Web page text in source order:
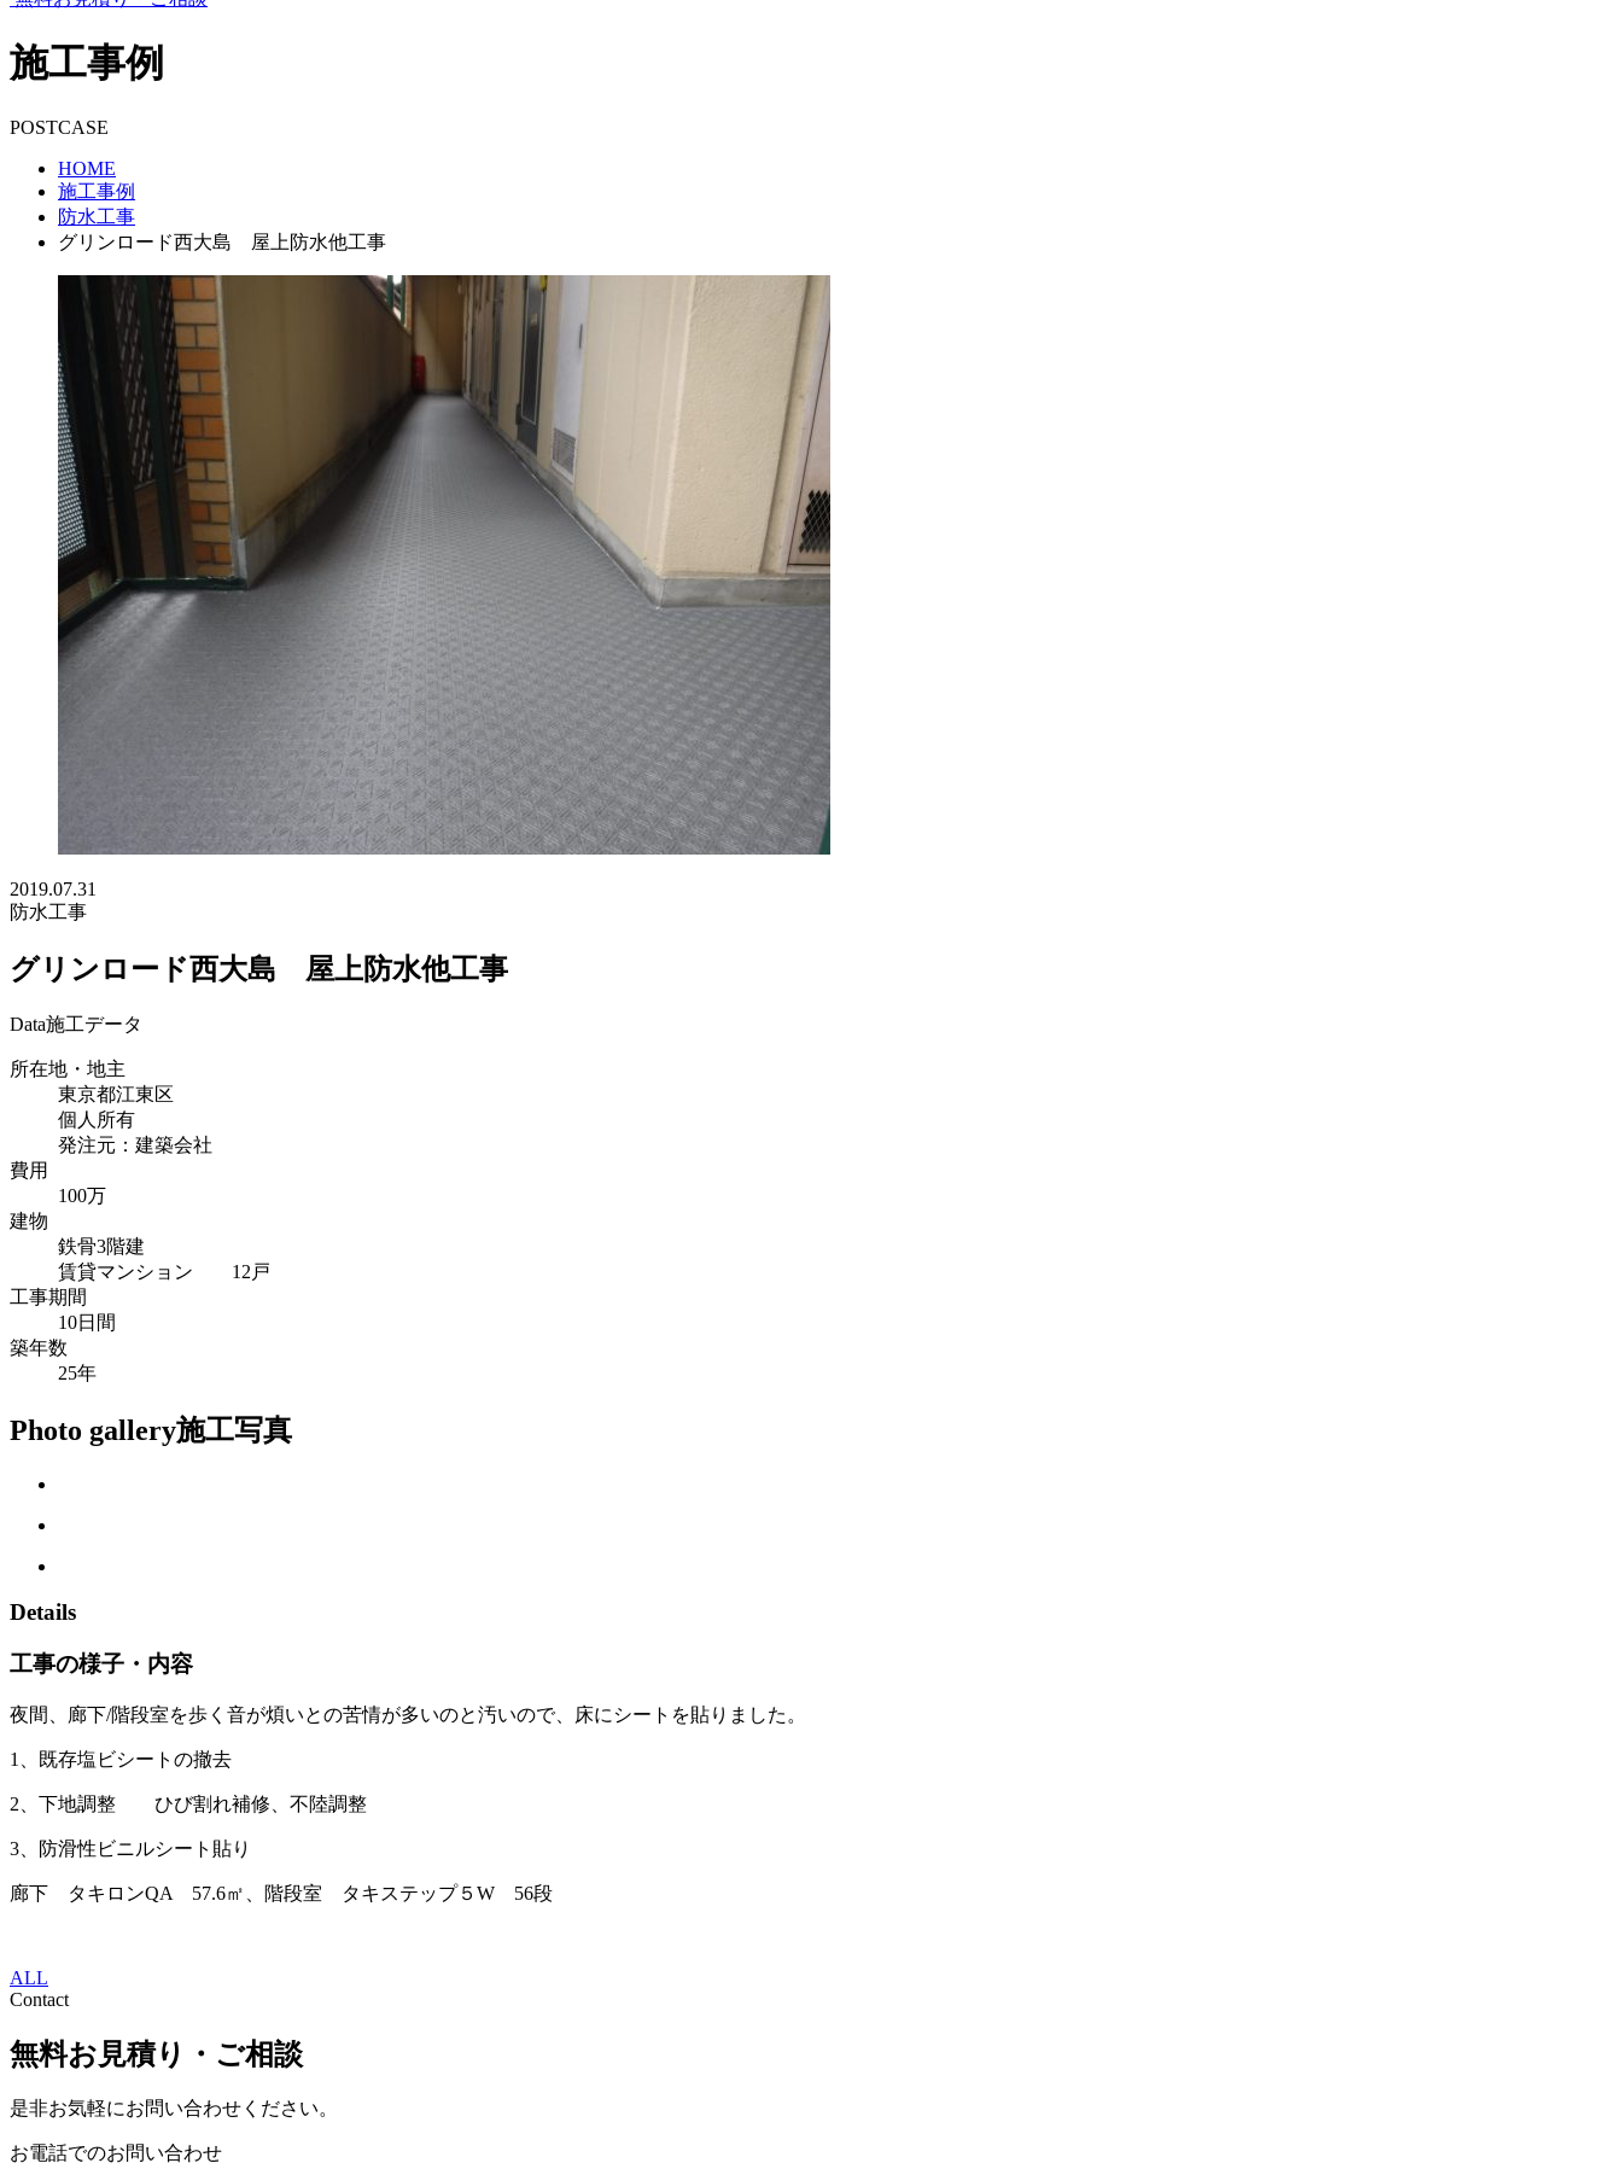
施工事例
POSTCASE
HOME
施工事例
防水工事
グリンロード西大島 屋上防水他工事
2019.07.31
防水工事
グリンロード西大島 屋上防水他工事
Data施工データ
所在地・地主
東京都江東区
個人所有
発注元：建築会社
費用
100万
建物
鉄骨3階建
賃貸マンション 12戸
工事期間
10日間
築年数
25年
Photo gallery施工写真
Details
工事の様子・内容
夜間、廊下/階段室を歩く音が煩いとの苦情が多いのと汚いので、床にシートを貼りました。
1、既存塩ビシートの撤去
2、下地調整 ひび割れ補修、不陸調整
3、防滑性ビニルシート貼り
廊下 タキロンQA 57.6㎡、階段室 タキステップ５W 56段
ALL
Contact
無料お見積り・ご相談
是非お気軽にお問い合わせください。
お電話でのお問い合わせ